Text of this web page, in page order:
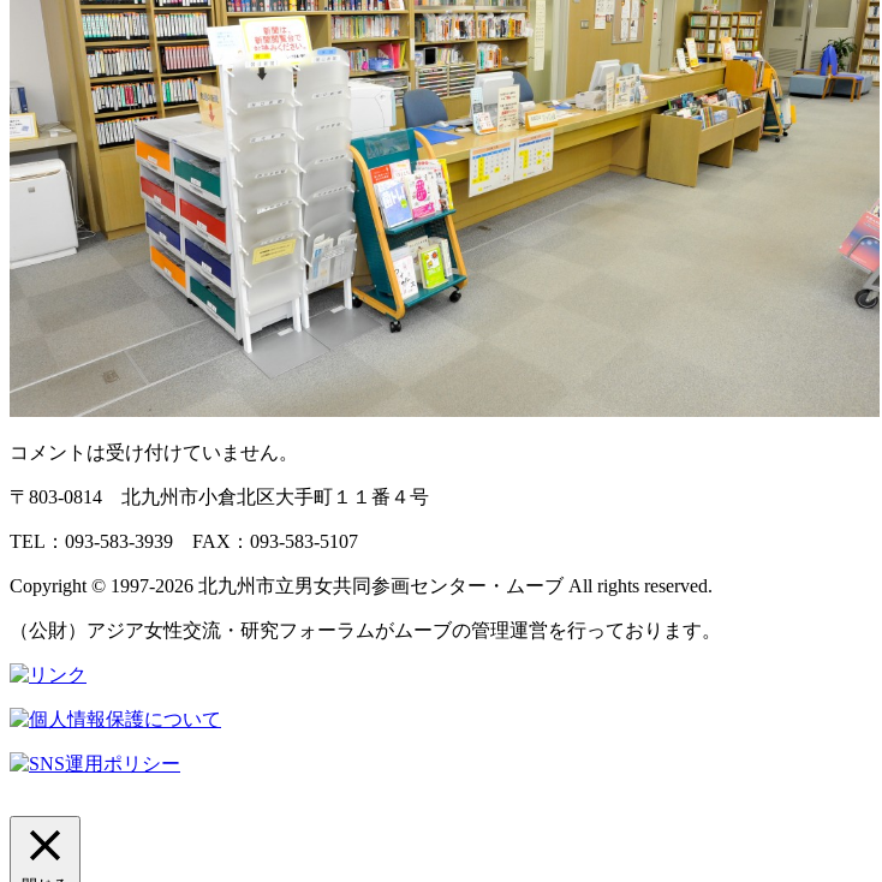
コメントは受け付けていません。
〒803‐0814 北九州市小倉北区大手町１１番４号
TEL：093‐583‐3939 FAX：093‐583‐5107
Copyright © 1997‐2026 北九州市立男女共同参画センター・ムーブ All rights reserved.
（公財）アジア女性交流・研究フォーラムがムーブの管理運営を行っております。